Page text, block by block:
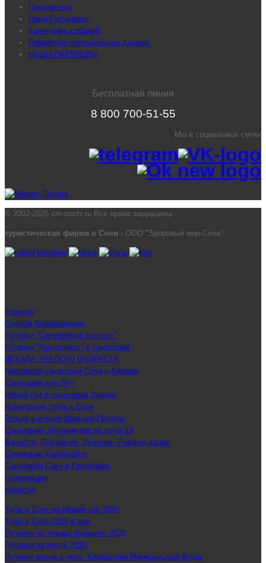
Пансионаты
Мини-Гостиницы
Календарь событий
Обработка персональных данных
НАШИ ПАРТНЕРЫ
Бесплатная линия
8 800 700-51-55
Мы в социальных сетях
© 2002-2025 zm-sochi.ru Все права защищены.
туристическая фирма в Сочи - ООО "Здоровый мир-Сочи"
Главная
Онлайн бронирование
Путевки "Серебряный возраст"
Путевки "Антистресс" в санатории
ДЕКАДА ЗРЕЛОГО ВОЗРАСТА
Недорогие санатории Сочи и Адлера
Санатории для 55+
Новый год в санатории Знание
Новогодние туры в Сочи
Отдых в отелях Красной Поляны
Санатории: Лечение после covid-19
Мацеста: Показания. Лечение. Рекомендации
Санатории КавМинВод
Санатории Саки и Евпатория
Публикации
Новости
Туры в Сочи на Новый год 2020
Туры в Сочи 2020 в мае
Путевки на январь-февраль 2020
Путевки на весну 2020
Путевки весна и лето. Кавказские Минеральные Воды